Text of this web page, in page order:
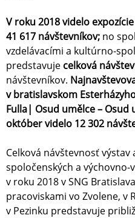
V roku 2018 videlo
41 617 návštevníkov; no
vzdelávacími a kultúrno-
predstavuje celková
návštevníkov.
v bratislavskom
Fulla| Osud umělce –
október videlo 12 302
Celková návštevnosť
spoločenských a
v roku 2018 v SNG
pracoviskami vo Zvolene, v
v Pezinku predstavuje